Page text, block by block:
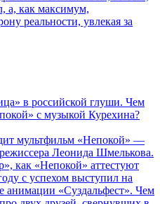
а, как максимум,
реальности, увлекая за
в российской глуши. Чем
с музыкой Курехина?
мультфильм «Непокой» —
Леонида Шмелькова.
как «Непокой» аттестуют
с успехом выступил на
«Суздальфест». Чем